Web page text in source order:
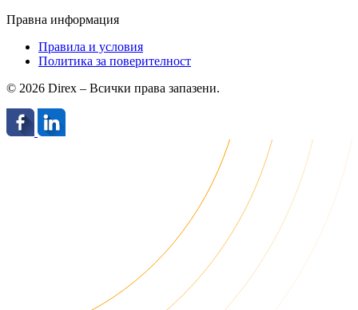
Правна информация
Правила и условия
Политика за поверителност
© 2026 Direx – Всички права запазени.